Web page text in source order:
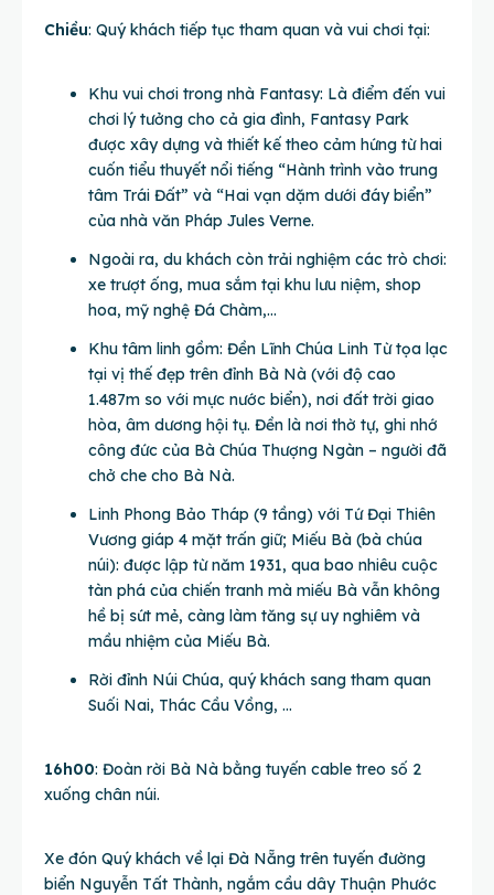
Chiều: Quý khách tiếp tục tham quan và vui chơi tại:
Khu vui chơi trong nhà Fantasy: Là điểm đến vui
chơi lý tưởng cho cả gia đình, Fantasy Park
được xây dựng và thiết kế theo cảm hứng từ hai
cuốn tiểu thuyết nổi tiếng “Hành trình vào trung
tâm Trái Đất” và “Hai vạn dặm dưới đáy biển”
của nhà văn Pháp Jules Verne.
Ngoài ra, du khách còn trải nghiệm các trò chơi:
xe trượt ống, mua sắm tại khu lưu niệm, shop
hoa, mỹ nghệ Đá Chàm,…
Khu tâm linh gồm: Đền Lĩnh Chúa Linh Từ tọa lạc
tại vị thế đẹp trên đỉnh Bà Nà (với độ cao
1.487m so với mực nước biển), nơi đất trời giao
hòa, âm dương hội tụ. Đền là nơi thờ tự, ghi nhớ
công đức của Bà Chúa Thượng Ngàn – người đã
chở che cho Bà Nà.
Linh Phong Bảo Tháp (9 tầng) với Tứ Đại Thiên
Vương giáp 4 mặt trấn giữ; Miếu Bà (bà chúa
núi): được lập từ năm 1931, qua bao nhiêu cuộc
tàn phá của chiến tranh mà miếu Bà vẫn không
hề bị sứt mẻ, càng làm tăng sự uy nghiêm và
mầu nhiệm của Miếu Bà.
Rời đỉnh Núi Chúa, quý khách sang tham quan
Suối Nai, Thác Cầu Vồng, …
16h00: Đoàn rời Bà Nà bằng tuyến cable treo số 2
xuống chân núi.
Xe đón Quý khách về lại Đà Nẵng trên tuyến đường
biển Nguyễn Tất Thành, ngắm cầu dây Thuận Phước